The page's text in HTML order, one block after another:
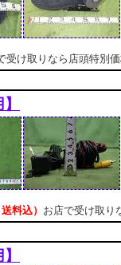
受け取りなら店頭特別
料込） お店で受け取り